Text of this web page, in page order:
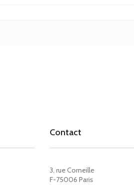
Contact
3, rue Corneille
F-75006 Paris